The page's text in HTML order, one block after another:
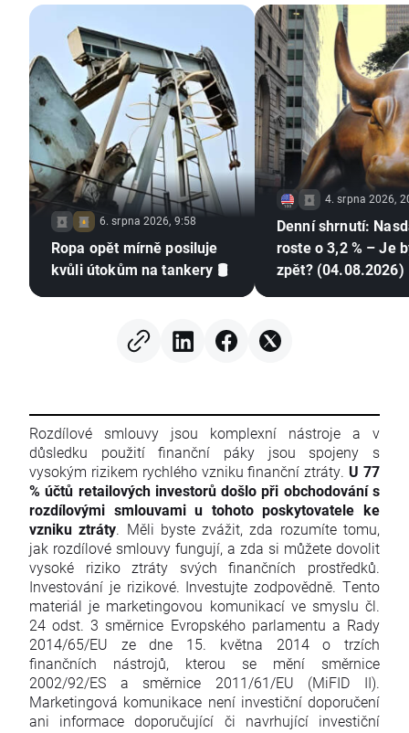
6. srpna 2026, 9:58
Ropa opět mírně posiluje
kvůli útokům na tankery 🛢️
4. srpna 2026,
Denní shrnutí:
roste o 3,2 % – Je
zpět? (04.08.2026)
Rozdílové smlouvy jsou komplexní nástroje a v
důsledku použití finanční páky jsou spojeny s
vysokým rizikem rychlého vzniku finanční ztráty. U 77
% účtů retailových investorů došlo při obchodování s
rozdílovými smlouvami u tohoto poskytovatele ke
vzniku ztráty. Měli byste zvážit, zda rozumíte tomu,
jak rozdílové smlouvy fungují, a zda si můžete dovolit
vysoké riziko ztráty svých finančních prostředků.
Investování je rizikové. Investujte zodpovědně. Tento
materiál je marketingovou komunikací ve smyslu čl.
24 odst. 3 směrnice Evropského parlamentu a Rady
2014/65/EU ze dne 15. května 2014 o trzích
finančních nástrojů, kterou se mění směrnice
2002/92/ES a směrnice 2011/61/EU (MiFID II).
Marketingová komunikace není investiční doporučení
ani informace doporučující či navrhující investiční